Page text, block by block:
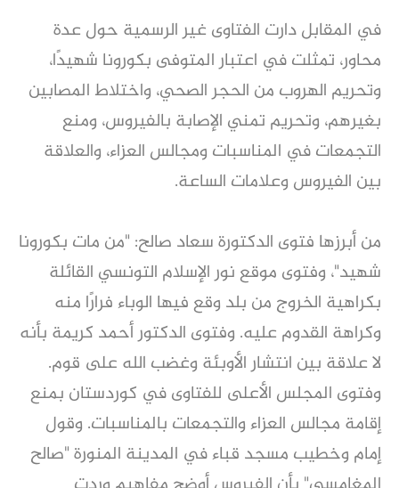
في المقابل دارت الفتاوى غير الرسمية حول عدة
محاور، تمثلت في اعتبار المتوفى بكورونا شهيدًا،
وتحريم الهروب من الحجر الصحي، واختلاط المصابين
بغيرهم، وتحريم تمني الإصابة بالفيروس، ومنع
التجمعات في المناسبات ومجالس العزاء، والعلاقة
بين الفيروس وعلامات الساعة.
من أبرزها فتوى الدكتورة سعاد صالح: "من مات بكورونا
شهيد"، وفتوى موقع نور الإسلام التونسي القائلة
بكراهية الخروج من بلد وقع فيها الوباء فرارًا منه
وكراهة القدوم عليه. وفتوى الدكتور أحمد كريمة بأنه
لا علاقة بين انتشار الأوبئة وغضب الله على قوم.
وفتوى المجلس الأعلى للفتاوى في كوردستان بمنع
إقامة مجالس العزاء والتجمعات بالمناسبات. وقول
إمام وخطيب مسجد قباء في المدينة المنورة "صالح